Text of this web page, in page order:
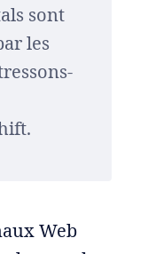
sont
les
Web